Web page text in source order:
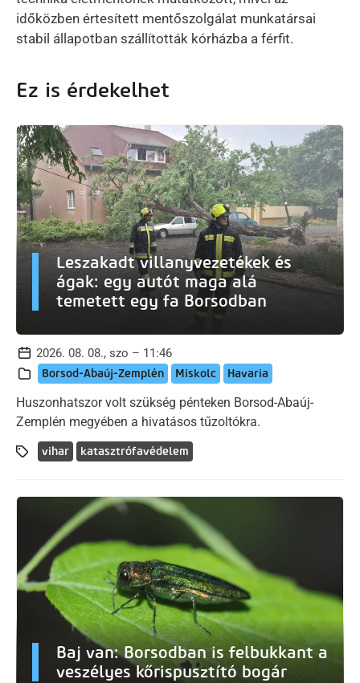
időközben értesített mentőszolgálat munkatársai
stabil állapotban szállították kórházba a férfit.
Ez is érdekelhet
Leszakadt villanyvezetékek és
ágak: egy autót maga alá
temetett egy fa Borsodban
2026. 08. 08., szo – 11:46
Borsod-Abaúj-Zemplén Miskolc Havaria
Huszonhatszor volt szükség pénteken Borsod-Abaúj-
Zemplén megyében a hivatásos tűzoltókra.
vihar katasztrófavédelem
Baj van: Borsodban is felbukkant a
veszélyes kőrispusztító bogár